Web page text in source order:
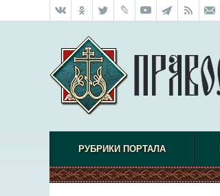
РУБРИКИ ПОРТАЛА